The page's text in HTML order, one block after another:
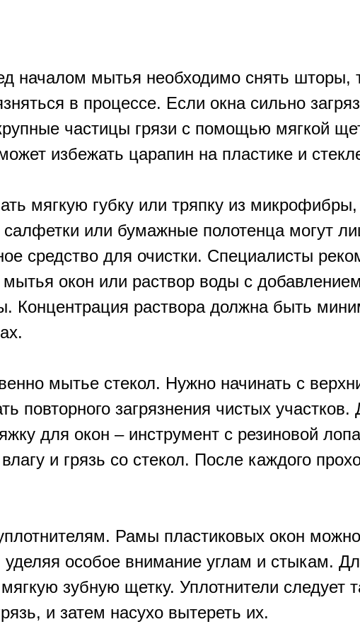
началом мытья необходимо снять шторы,
в процессе. Если окна сильно
частицы грязи с помощью мягкой
избежать царапин на пластике и
мягкую губку или тряпку из
или бумажные полотенца могут
средство для очистки. Специалисты
окон или раствор воды с
Концентрация раствора должна быть
мытье стекол. Нужно начинать с
повторного загрязнения чистых
для окон – инструмент с резиновой
и грязь со стекол. После каждого
Рамы пластиковых окон можно
особое внимание углам и стыкам.
зубную щетку. Уплотнители следует
и затем насухо вытереть их.